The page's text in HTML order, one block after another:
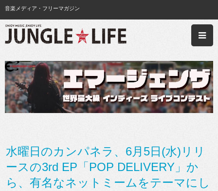
音楽メディア・フリーマガジン
水曜日のカンパネラ、6月5日(水)リリ
ースの3rd EP「POP DELIVERY」か
ら、有名なネットミームをテーマにし